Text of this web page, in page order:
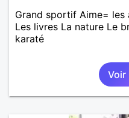
Grand sportif Aime= les
Les livres La nature Le
karaté
Voir